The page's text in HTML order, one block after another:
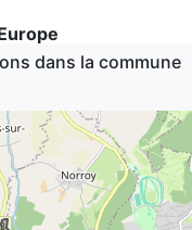
Linnaeus, 1758
en2019 Fiche espèce
Pallas, 1778
dans la commune